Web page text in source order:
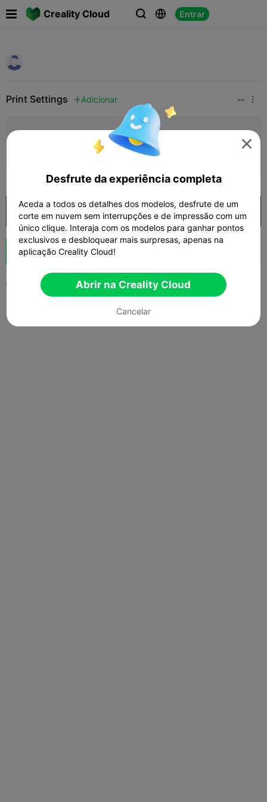
Creality Cloud   Entrar
Print Settings  Adicionar -- 
Adicionar configuração de impressão
Ganhar mais pontos
Abrir na Creality Cloud
Boost


Desfrute da experiência completa
Aceda a todos os detalhes dos modelos, desfrute de um
corte em nuvem sem interrupções e de impressão com um
único clique. Interaja com os modelos para ganhar pontos
exclusivos e desbloquear mais surpresas, apenas na
aplicação Creality Cloud!
Abrir na Creality Cloud
Cancelar